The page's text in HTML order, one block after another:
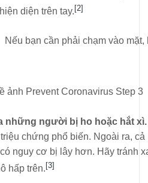
diện trên tay.[2]
Nếu bạn cần phải chạm vào
những người bị ho hoặc hắt xì.
chứng phổ biến. Ngoài ra,
nguy cơ bị lây hơn. Hãy tránh
hấp trên. [3]